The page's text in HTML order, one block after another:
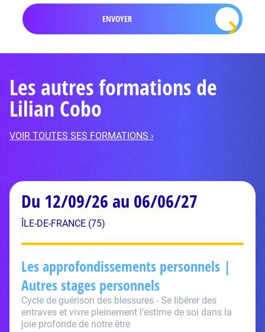
Les autres formations de
Lilian Cobo
VOIR TOUTES SES FORMATIONS ›
Du 12/09/26 au 06/06/27
ÎLE-DE-FRANCE (75)
Les approfondissements personnels |
Autres stages personnels
Cycle de guérison des blessures - Se libérer des
entraves et vivre pleinement l'estime de soi dans la
joie profonde de notre être